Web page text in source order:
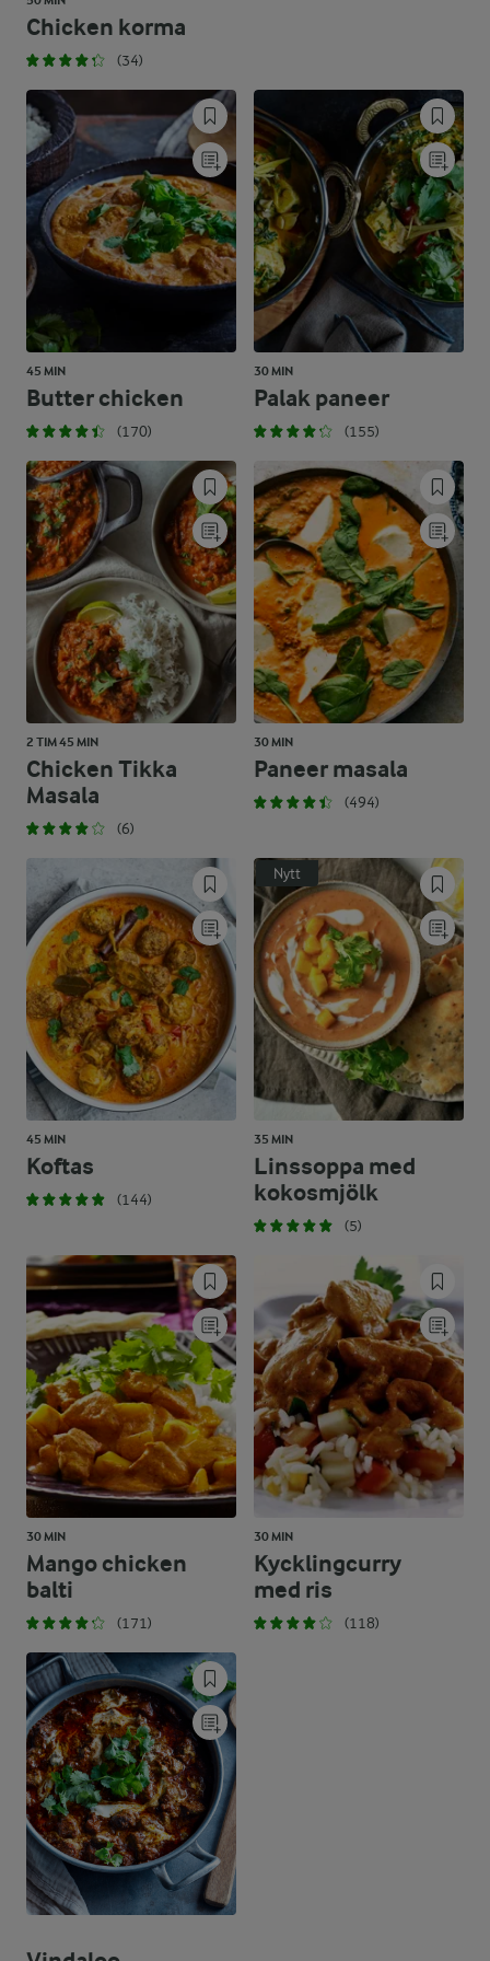
Chicken korma
(34)
45 MIN
Butter chicken
(170)
30 MIN
Palak paneer
(155)
2 TIM 45 MIN
Chicken Tikka
Masala
(6)
30 MIN
Paneer masala
(494)
45 MIN
Koftas
(144)
Nytt
35 MIN
Linssoppa med
kokosmjölk
(5)
30 MIN
Mango chicken
balti
(171)
30 MIN
Kycklingcurry
med ris
(118)